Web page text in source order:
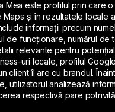
Mea este profilul prin care
și în rezultatele locale
informații precum
de funcționare, numărul de
relevante pentru
uri locale, profilul
client îl are cu brandul.
utilizatorul analizează
respectivă pare